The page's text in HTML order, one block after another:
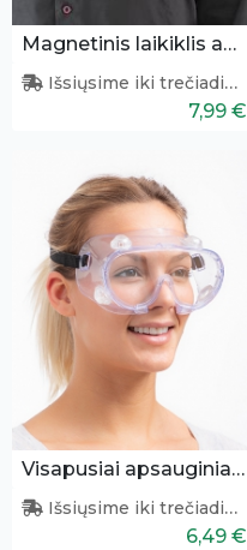
Magnetinis laikiklis akiniams
Išsiųsime iki trečiadienio
7,99 €
Visapusiai apsauginiai akiniai
Išsiųsime iki trečiadienio
6,49 €